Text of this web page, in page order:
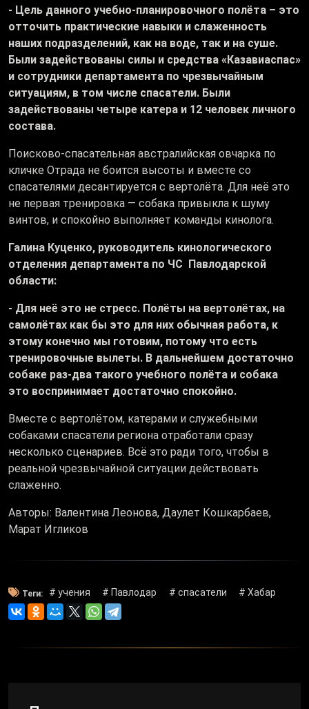
- Цель данного учебно-планировочного полёта – это
отточить практические навыки и слаженность
наших подразделений, как на воде, так и на суше.
Были задействованы силы и средства «Казавиаспас»
и сотрудники департамента по чрезвычайным
ситуациям, в том числе спасатели. Были
задействованы четыре катера и 12 человек личного
состава.
Поисково-спасательная австралийская овчарка по
кличке Отрада не боится высоты и вместе со
спасателями десантируется с вертолёта. Для неё это
не первая тренировка — собака привыкла к шуму
винтов, и спокойно выполняет команды кинолога.
Галина Куценко, руководитель кинологического
отделения департамента по ЧС Павлодарской
области:
- Для неё это не стресс. Полёты на вертолётах, на
самолётах как бы это для них обычная работа, к
этому конечно мы готовим, потому что есть
тренировочные вылеты. В дальнейшем достаточно
собаке раз-два такого учебного полёта и собака
это воспринимает достаточно спокойно.
Вместе с вертолётом, катерами и служебными
собаками спасатели региона отработали сразу
несколько сценариев. Всё это ради того, чтобы в
реальной чрезвычайной ситуации действовать
слаженно.
Авторы: Валентина Леонова, Даулет Кошкарбаев,
Марат Игликов
Теги: # учения # Павлодар # спасатели # Хабар